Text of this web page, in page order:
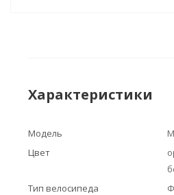
Характеристики
Модель
Цвет
Тип велосипеда